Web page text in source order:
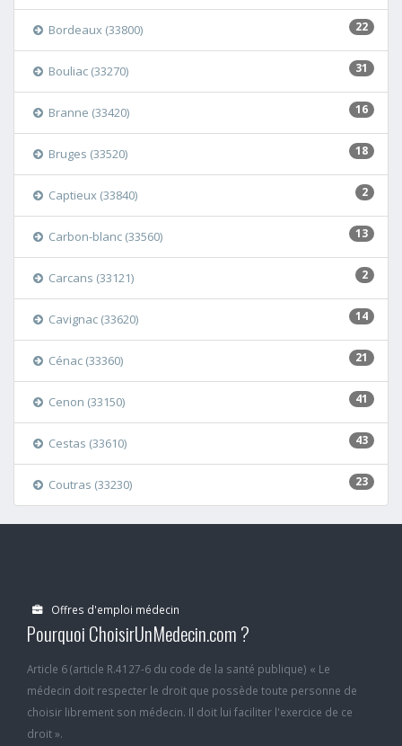
22
Bordeaux (33800)
31
Bouliac (33270)
16
Branne (33420)
18
Bruges (33520)
2
Captieux (33840)
13
Carbon-blanc (33560)
2
Carcans (33121)
14
Cavignac (33620)
21
Cénac (33360)
41
Cenon (33150)
43
Cestas (33610)
23
Coutras (33230)
Offres d'emploi médecin
Pourquoi ChoisirUnMedecin.com ?
Article 6 (article R.4127-6 du code de la santé publique) « Le
médecin doit respecter le droit que possède toute personne de
choisir librement son médecin. Il doit lui faciliter l'exercice de ce
droit ».